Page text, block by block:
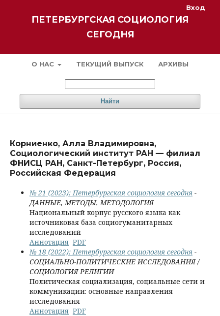
ПЕТЕРБУРГСКАЯ СОЦИОЛОГИЯ
СЕГОДНЯ
О НАС ТЕКУЩИЙ ВЫПУСК АРХИВЫ
Найти
Вход
Корниенко, Алла Владимировна,
Социологический институт РАН — филиал
ФНИСЦ РАН, Санкт-Петербург, Россия,
Российская Федерация
№ 21 (2023): Петербургская социология сегодня -
ДАННЫЕ, МЕТОДЫ, МЕТОДОЛОГИЯ
Национальный корпус русского языка как
источниковая база социогуманитарных
исследований
Аннотация PDF
№ 18 (2022): Петербургская социология сегодня -
СОЦИАЛЬНО-ПОЛИТИЧЕСКИЕ ИССЛЕДОВАНИЯ /
СОЦИОЛОГИЯ РЕЛИГИИ
Политическая социализация, социальные сети и
коммуникации: основные направления
исследования
Аннотация PDF